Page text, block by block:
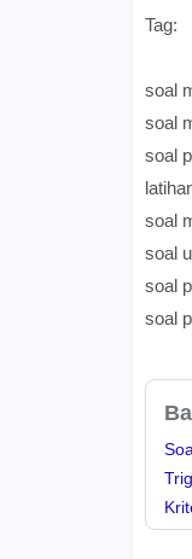
Tag:
soal
soal
soal
soal
soal
soal
soal